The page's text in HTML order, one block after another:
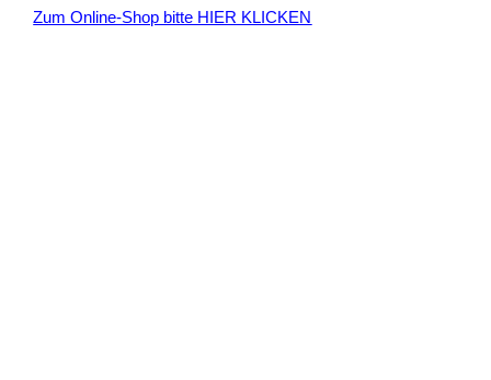
a
Zum Online-Shop bitte HIER KLICKEN